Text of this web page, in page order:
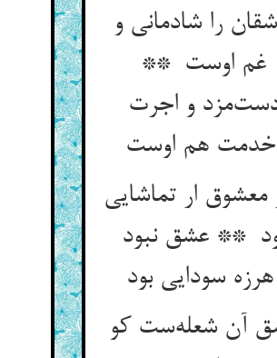
را شادمانی و
غم اوست **
و اجرت
خدمت هم اوست
معشوق ار تماشایی
** عشق نبود
آن شعله‌ست کو